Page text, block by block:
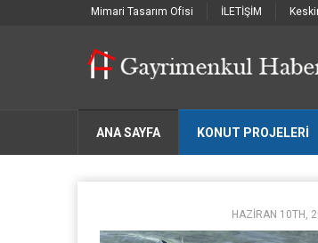
Mimari Tasarım Ofisi İLETİŞİM
ANA SAYFA KONUT PROJELERİ
HAZIRAN 10TH,